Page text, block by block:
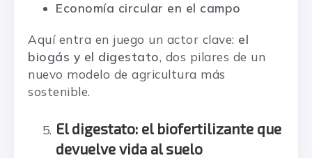
Economía circular en el campo
Aquí entra en juego un actor clave: el
biogás y el digestato, dos pilares de un
nuevo modelo de agricultura más
sostenible.
El digestato: el biofertilizante que
devuelve vida al suelo